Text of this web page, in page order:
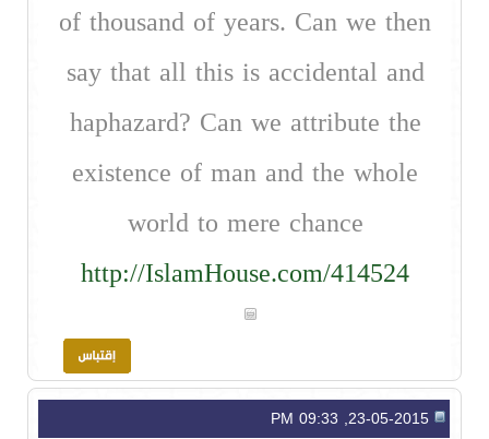
of thousand of years. Can we then
say that all this is accidental and
haphazard? Can we attribute the
existence of man and the whole
world to mere chance
http://IslamHouse.com/414524